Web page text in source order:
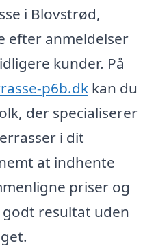
i Blovstrød,
efter anmeldelser
kunder. På
p6b.dk kan du
der specialiserer
i dit
at indhente
priser og
resultat uden